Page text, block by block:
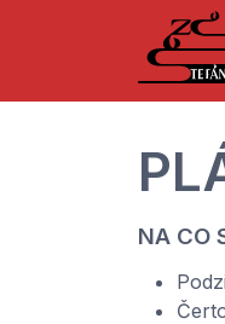
NA CO